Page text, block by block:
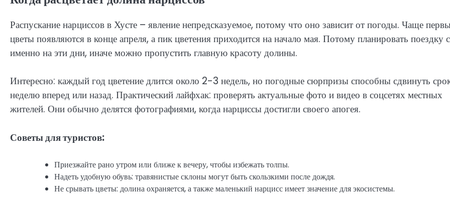
Распускание нарциссов в Хусте – явление непредсказуемое, потому что оно зависит от погоды. Чаще
цветы появляются в конце апреля, а пик цветения приходится на начало мая. Потому планировать поездку
именно на эти дни, иначе можно пропустить главную красоту долины.
Интересно: каждый год цветение длится около 2-3 недель, но погодные сюрпризы способны сдвинуть
неделю вперед или назад. Практический лайфхак: проверять актуальные фото и видео в соцсетях местных
жителей. Они обычно делятся фотографиями, когда нарциссы достигли своего апогея.
Советы для туристов:
Приезжайте рано утром или ближе к вечеру, чтобы избежать толпы.
Надеть удобную обувь: травянистые склоны могут быть скользкими после дождя.
Не срывать цветы: долина охраняется, а также маленький нарцисс имеет значение для экосистемы.